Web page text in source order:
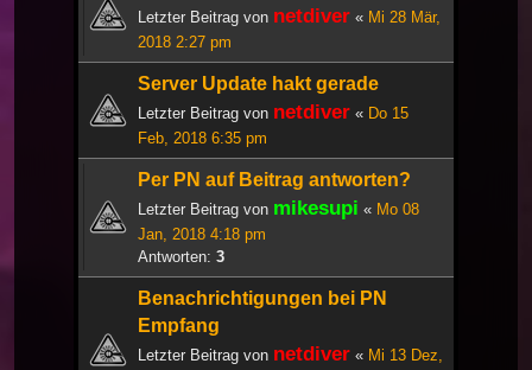
Letzter Beitrag von netdiver « Mi 28 Mär,
2018 2:27 pm
Server Update hakt gerade
Letzter Beitrag von netdiver « Do 15
Feb, 2018 6:35 pm
Per PN auf Beitrag antworten?
Letzter Beitrag von mikesupi « Mo 08
Jan, 2018 4:18 pm
Antworten: 3
Benachrichtigungen bei PN
Empfang
Letzter Beitrag von netdiver « Mi 13 Dez,